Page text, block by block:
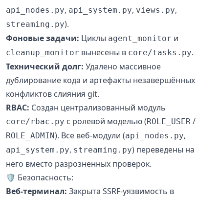
api_nodes.py, api_system.py, views.py,
streaming.py).
Фоновые задачи: Циклы agent_monitor и
cleanup_monitor вынесены в core/tasks.py.
Технический долг: Удалено массивное
дублирование кода и артефакты незавершённых
конфликтов слияния git.
RBAC: Создан централизованный модуль
core/rbac.py с ролевой моделью (ROLE_USER /
ROLE_ADMIN). Все веб-модули (api_nodes.py,
api_system.py, streaming.py) переведены на
него вместо разрозненных проверок.
🛡️ Безопасность:
Веб-терминал: Закрыта SSRF-уязвимость в